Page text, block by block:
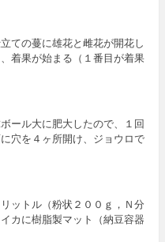
ての蔓に雄花と雌花が開花し
着果が始まる（１番目が着果
ール大に肥大したので、１回
穴を４ヶ所開け、ジョウロで
ットル（粉状２００ｇ，Ｎ分
カに樹脂製マット（納豆容器